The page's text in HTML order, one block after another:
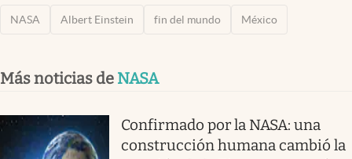
NASA Albert Einstein fin del mundo México
Más noticias de NASA
Confirmado por la NASA: una
construcción humana cambió la